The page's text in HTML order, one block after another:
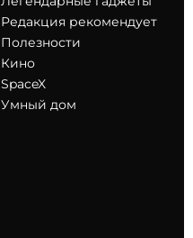
Редакция рекомендует
Полезности
Кино
SpaceX
Умный дом